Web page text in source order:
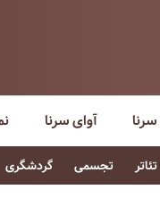
تئاتر تجسمی گردشگری
سرنا آوای سرنا